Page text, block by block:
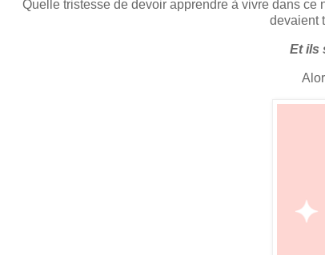
Quelle tristesse de devoir apprendre à vivre dans
devaient
Et ils